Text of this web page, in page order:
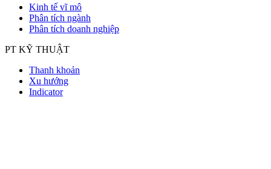
Kinh tế vĩ mô
Phân tích ngành
Phân tích doanh nghiệp
PT KỸ THUẬT
Thanh khoản
Xu hướng
Indicator